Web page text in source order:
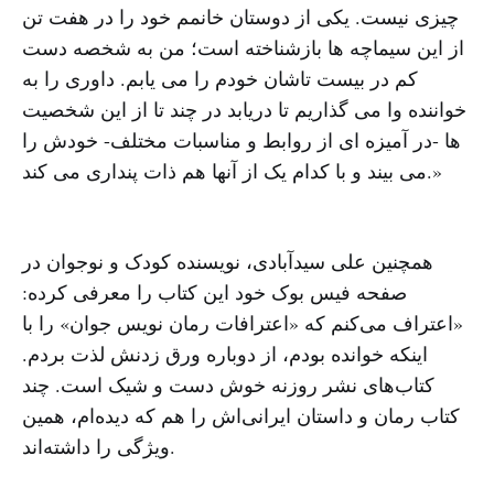
چیزی نیست. یکی از دوستان خانمم خود را در هفت تن
از این سیماچه ها بازشناخته است؛ من به شخصه دست
کم در بیست تاشان خودم را می یابم. داوری را به
خواننده وا می گذاریم تا دریابد در چند تا از این شخصیت
ها -در آمیزه ای از روابط و مناسبات مختلف- خودش را
می بیند و با کدام یک از آنها هم ذات پنداری می کند.»
همچنین علی سیدآبادی، نویسنده کودک و نوجوان در
صفحه فیس بوک خود این کتاب را معرفی کرده:
«اعتراف می‌کنم که «اعترافات رمان نویس جوان» را با
اینکه خوانده بودم، از دوباره ورق زدنش لذت بردم.
کتاب‌های نشر روزنه خوش دست و شیک است. چند
کتاب رمان و داستان ایرانی‌اش را هم که دیده‌ام، همین
ویژگی را داشته‌اند.